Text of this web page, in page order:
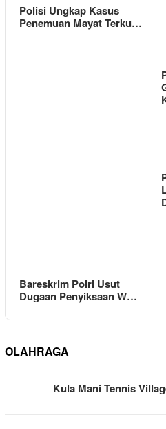
Polisi Ungkap Kasus
Penemuan Mayat Terku…
Bareskrim Polri Usut
Dugaan Penyiksaan W…
OLAHRAGA
Kula Mani Tennis